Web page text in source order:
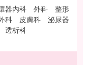
器内科 外科 整形
科 皮膚科 泌尿器
透析科